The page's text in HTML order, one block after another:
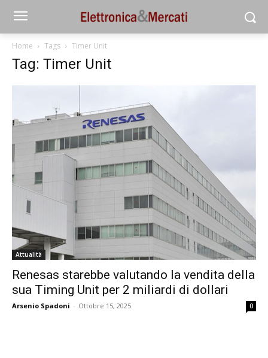
Home Tags Timer Unit
Tag: Timer Unit
Attualità
Renesas starebbe valutando la vendita della
sua Timing Unit per 2 miliardi di dollari
Arsenio Spadoni - Ottobre 15, 2025 0